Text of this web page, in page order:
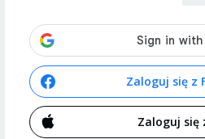
Zaloguj się z
Zaloguj się